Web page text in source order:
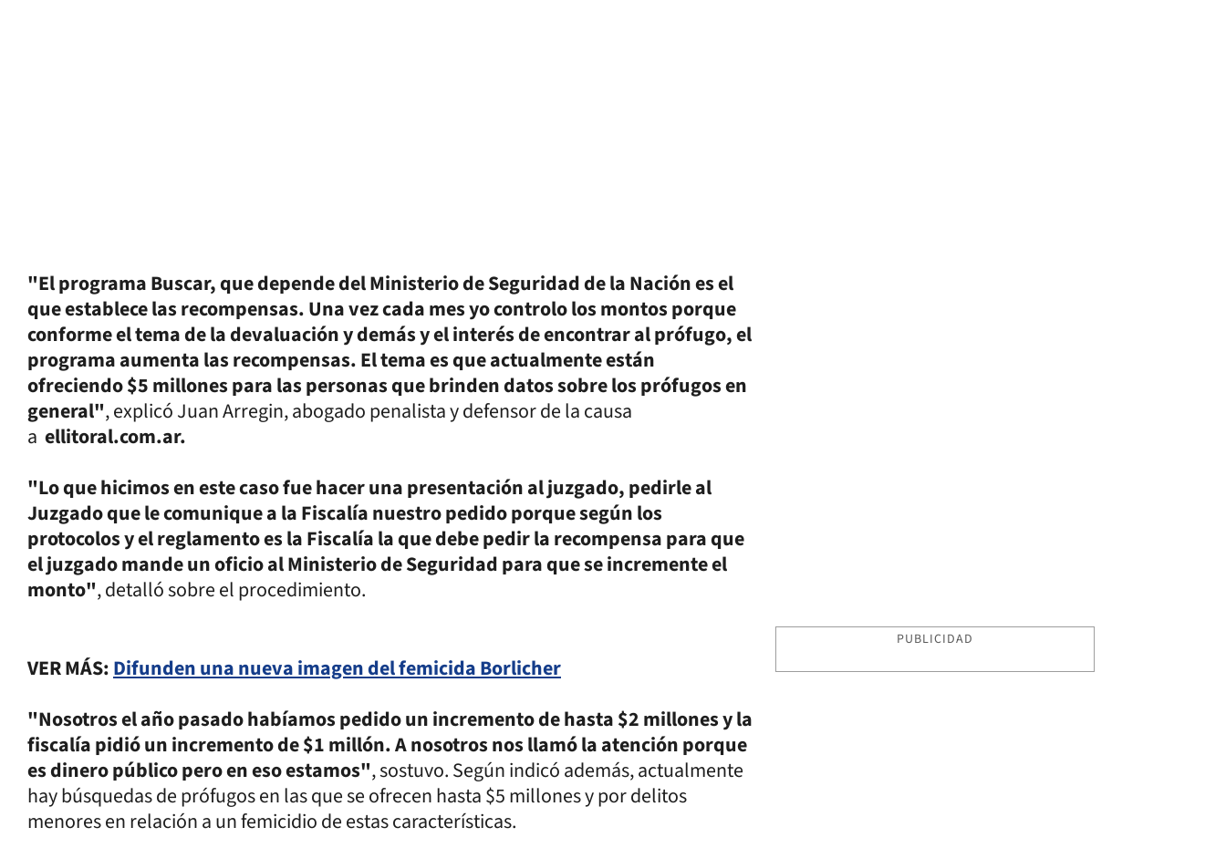
"El programa Buscar, que depende del Ministerio de Seguridad de la Nación es el
que establece las recompensas. Una vez cada mes yo controlo los montos porque
conforme el tema de la devaluación y demás y el interés de encontrar al prófugo, el
programa aumenta las recompensas. El tema es que actualmente están
ofreciendo $5 millones para las personas que brinden datos sobre los prófugos en
general", explicó Juan Arregin, abogado penalista y defensor de la causa
a ellitoral.com.ar.
"Lo que hicimos en este caso fue hacer una presentación al juzgado, pedirle al
Juzgado que le comunique a la Fiscalía nuestro pedido porque según los
protocolos y el reglamento es la Fiscalía la que debe pedir la recompensa para que
el juzgado mande un oficio al Ministerio de Seguridad para que se incremente el
monto", detalló sobre el procedimiento.
VER MÁS:Difunden una nueva imagen del femicida Borlicher
"Nosotros el año pasado habíamos pedido un incremento de hasta $2 millones y la
fiscalía pidió un incremento de $1 millón. A nosotros nos llamó la atención porque
es dinero público pero en eso estamos", sostuvo. Según indicó además, actualmente
hay búsquedas de prófugos en las que se ofrecen hasta $5 millones y por delitos
menores en relación a un femicidio de estas características.
PUBLICIDAD